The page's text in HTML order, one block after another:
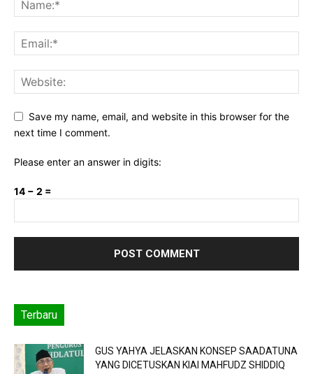
Save my name, email, and website in this browser for the
next time I comment.
Please enter an answer in digits:
14 − 2 =
Terbaru
GUS YAHYA JELASKAN KONSEP SAADATUNA
YANG DICETUSKAN KIAI MAHFUDZ SHIDDIQ